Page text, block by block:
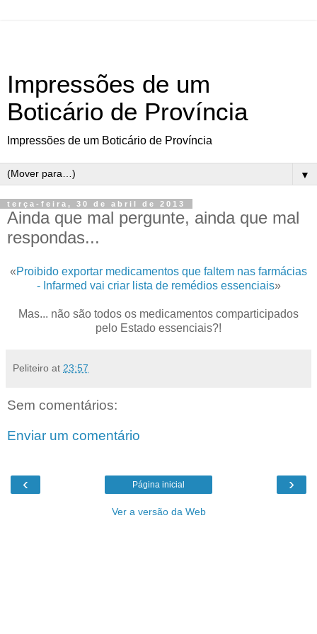
Impressões de um
Boticário de Província
Impressões de um Boticário de Província
▼
terça-feira, 30 de abril de 2013
Ainda que mal pergunte, ainda que mal
respondas...
«Proibido exportar medicamentos que faltem nas farmácias
- Infarmed vai criar lista de remédios essenciais»
Mas... não são todos os medicamentos comparticipados
pelo Estado essenciais?!
Peliteiro at 23:57
Sem comentários:
Enviar um comentário
‹ ›
Página inicial
Ver a versão da Web